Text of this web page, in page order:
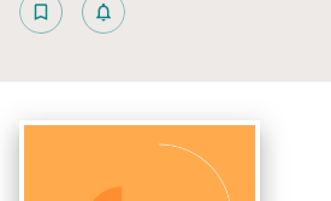
bookmark_border notifications_none_outlined